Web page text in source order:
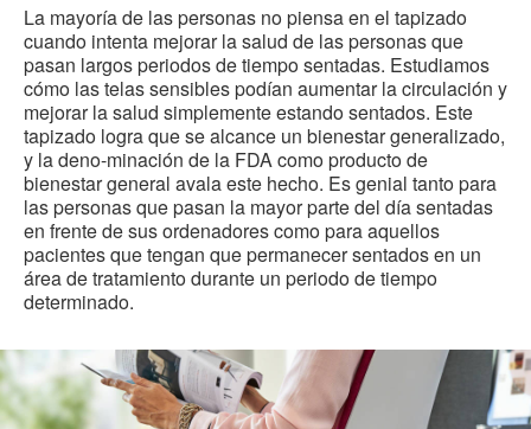
La mayoría de las personas no piensa en el tapizado
cuando intenta mejorar la salud de las personas que
pasan largos periodos de tiempo sentadas. Estudiamos
cómo las telas sensibles podían aumentar la circulación y
mejorar la salud simplemente estando sentados. Este
tapizado logra que se alcance un bienestar generalizado,
y la deno-minación de la FDA como producto de
bienestar general avala este hecho. Es genial tanto para
las personas que pasan la mayor parte del día sentadas
en frente de sus ordenadores como para aquellos
pacientes que tengan que permanecer sentados en un
área de tratamiento durante un periodo de tiempo
determinado.